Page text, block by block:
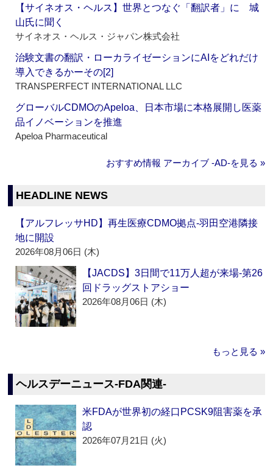
【サイネオス・ヘルス】世界とつなぐ「翻訳者」に 城
山氏に聞く
サイネオス・ヘルス・ジャパン株式会社
治験文書の翻訳・ローカライゼーションにAIをどれだけ
導入できるかーその[2]
TRANSPERFECT INTERNATIONAL LLC
グローバルCDMOのApeloa、日本市場に本格展開し医薬
品イノベーションを推進
Apeloa Pharmaceutical
おすすめ情報 アーカイブ ‐AD‐を見る »
HEADLINE NEWS
【アルフレッサHD】再生医療CDMO拠点‐羽田空港隣接
地に開設
2026年08月06日 (木)
【JACDS】3日間で11万人超が来場‐第26
回ドラッグストアショー
2026年08月06日 (木)
もっと見る »
ヘルスデーニュース‐FDA関連‐
米FDAが世界初の経口PCSK9阻害薬を承
認
2026年07月21日 (火)